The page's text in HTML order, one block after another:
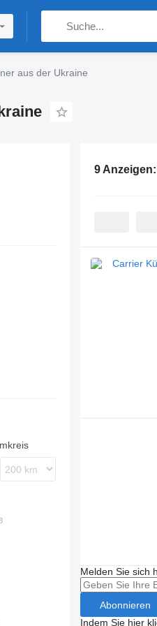
aus der Ukraine
9 Anzeigen:
Melden Sie sich
Abonnieren
Indem Sie hier